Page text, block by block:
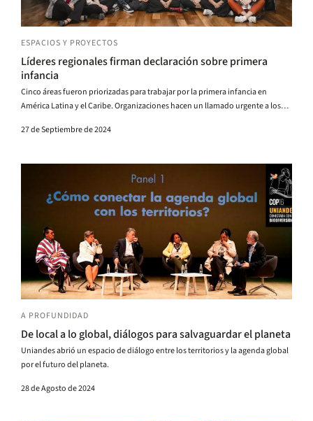
ESPACIOS Y PROYECTOS
Líderes regionales firman declaración sobre primera
infancia
Cinco áreas fueron priorizadas para trabajar por la primera infancia en
América Latina y el Caribe. Organizaciones hacen un llamado urgente a los
27 de Septiembre de 2024
A PROFUNDIDAD
De local a lo global, diálogos para salvaguardar el planeta
Uniandes abrió un espacio de diálogo entre los territorios y la agenda global
por el futuro del planeta.
28 de Agosto de 2024